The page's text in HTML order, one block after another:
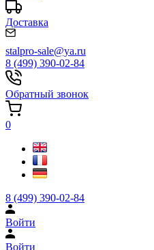
Доставка
stalpro-sale@ya.ru
8 (499) 390-02-84
Обратный звонок
0
8 (499) 390-02-84
Войти
Войти